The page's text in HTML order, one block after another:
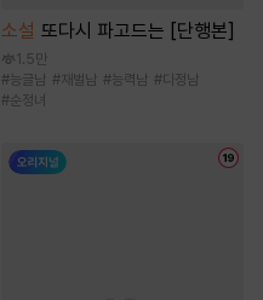
소설 또다시 파고드는 [단행본]
1.5만
#능글남 #재벌남 #능력남 #다정남
#순정녀